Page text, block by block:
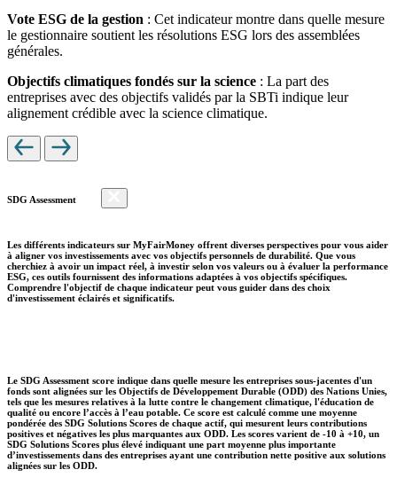
Vote ESG de la gestion : Cet indicateur montre dans quelle mesure
le gestionnaire soutient les résolutions ESG lors des assemblées
générales.
Objectifs climatiques fondés sur la science : La part des
entreprises avec des objectifs validés par la SBTi indique leur
alignement crédible avec la science climatique.
SDG Assessment
Les différents indicateurs sur MyFairMoney offrent diverses perspectives pour vous aider
à aligner vos investissements avec vos objectifs personnels de durabilité. Que vous
cherchiez à avoir un impact réel, à investir selon vos valeurs ou à évaluer la performance
ESG, ces outils fournissent des informations adaptées à vos objectifs spécifiques.
Comprendre l'objectif de chaque indicateur peut vous guider dans des choix
d'investissement éclairés et significatifs.
Le SDG Assessment score indique dans quelle mesure les entreprises sous-jacentes d'un
fonds sont alignées sur les Objectifs de Développement Durable (ODD) des Nations Unies,
tels que les mesures relatives à la lutte contre le changement climatique, l'éducation de
qualité ou encore l’accès à l’eau potable. Ce score est calculé comme une moyenne
pondérée des SDG Solutions Scores de chaque actif, qui mesurent leurs contributions
positives et négatives les plus marquantes aux ODD. Les scores varient de -10 à +10, un
SDG Solutions Scores plus élevé indiquant une part moyenne plus importante
d’investissements dans des entreprises ayant une contribution nette positive aux solutions
alignées sur les ODD.